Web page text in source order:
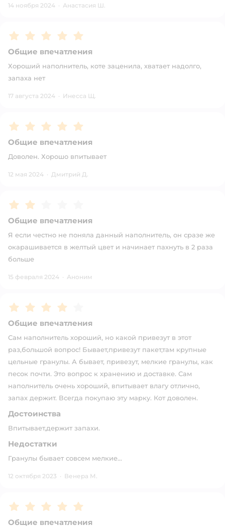
14 ноября 2024 · Анастасия Ш.
Рейтинг:5
Общие впечатления
Хороший наполнитель, коте заценила, хватает надолго,
запаха нет
17 августа 2024 · Инесса Щ.
Рейтинг:5
Общие впечатления
Доволен. Хорошо впитывает
12 мая 2024 · Дмитрий Д.
Рейтинг:
Общие впечатления
Я если честно не поняла данный наполнитель, он сразе же
окарашивается в желтый цвет и начинает пахнуть в 2 раза
больше
15 февраля 2024 · Аноним
Рейтинг:4
Общие впечатления
Сам наполнитель хороший, но какой привезут в этот
раз,большой вопрос! Бывает,привезут пакет,там крупные
цельные гранулы. А бывает, привезут, мелкие гранулы, как
песок почти. Это вопрос к хранению и доставке. Сам
наполнитель очень хороший, впитывает влагу отлично,
запах держит. Всегда покупаю эту марку. Кот доволен.
Достоинства
Впитывает,держит запахи.
Недостатки
Гранулы бывает совсем мелкие...
12 октября 2023 · Венера М.
Рейтинг:5
Общие впечатления